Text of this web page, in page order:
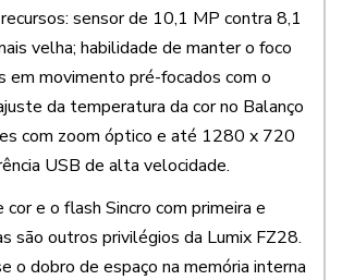
sensor de 10,1 MP contra 8,1
velha; habilidade de manter o foco
em movimento pré-focados com o
da temperatura da cor no Balanço
com zoom óptico e até 1280 x 720
USB de alta velocidade.
e o flash Sincro com primeira e
são outros privilégios da Lumix FZ28.
o dobro de espaço na memória interna